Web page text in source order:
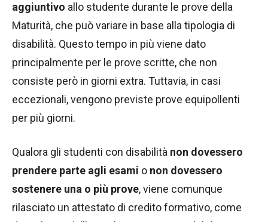
aggiuntivo allo studente durante le prove della
Maturità, che può variare in base alla tipologia di
disabilità. Questo tempo in più viene dato
principalmente per le prove scritte, che non
consiste però in giorni extra. Tuttavia, in casi
eccezionali, vengono previste prove equipollenti
per più giorni.
Qualora gli studenti con disabilità non dovessero
prendere parte agli esami o non dovessero
sostenere una o più prove, viene comunque
rilasciato un attestato di credito formativo, come